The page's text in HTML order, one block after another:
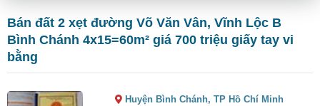
Bán đất 2 xẹt đường Võ Văn Vân, Vĩnh Lộc B
Bình Chánh 4x15=60m² giá 700 triệu giấy tay vi
bằng
Huyện Bình Chánh,TP Hồ Chí Minh